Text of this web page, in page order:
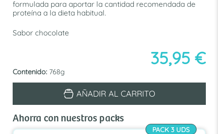
formulada para aportar la cantidad recomendada de
proteína a la dieta habitual.
Sabor chocolate
35,95 €
Contenido: 768g
cantidad
AÑADIR AL CARRITO
Ahorra con nuestros packs
PACK 3 UDS